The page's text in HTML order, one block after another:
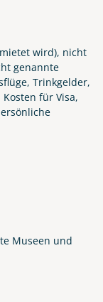
wird), nicht
genannte
Trinkgelder,
für Visa,
Museen und